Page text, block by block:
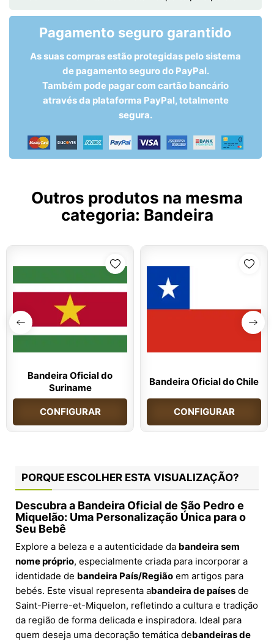
Pagamento seguro garantido
As suas compras estão protegidas pelo sistema
de pagamento seguro do PayPal.
Também pode pagar com cartão bancário
através da plataforma PayPal, totalmente
segura.
Outros produtos na mesma
categoria: Bandeira
Bandeira Oficial do
Suriname
CONFIGURAR
Bandeira Oficial do Chile
CONFIGURAR
PORQUE ESCOLHER ESTA VISUALIZAÇÃO?
Descubra a Bandeira Oficial de São Pedro e
Miquelão: Uma Personalização Única para o
Seu Bebê
Explore a beleza e a autenticidade da bandeira sem
nome próprio, especialmente criada para incorporar a
identidade de bandeira País/Região em artigos para
bebés. Este visual representa abandeira de países de
Saint-Pierre-et-Miquelon, refletindo a cultura e tradição
da região de forma delicada e inspiradora. Ideal para
quem deseja uma decoração temática debandeiras de